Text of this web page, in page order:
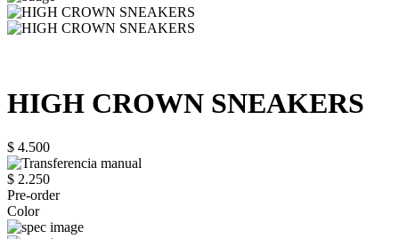
HIGH CROWN SNEAKERS
$ 4.500
$ 2.250
Pre-order
Color